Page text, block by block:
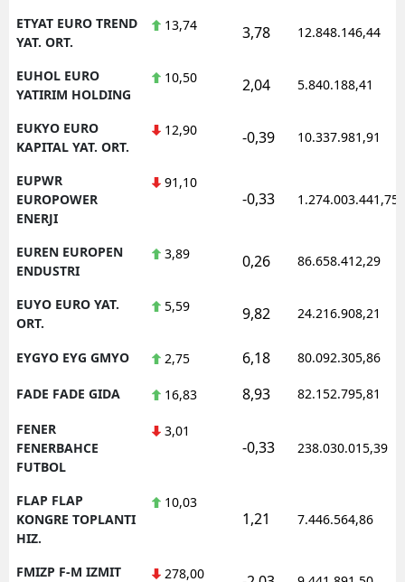
ETYAT EURO TREND
YAT. ORT.
13,74 3,78 12.848.146,44
EUHOL EURO
YATIRIM HOLDING
10,50 2,04 5.840.188,41
EUKYO EURO
KAPITAL YAT. ORT.
12,90 -0,39 10.337.981,91
EUPWR
EUROPOWER
ENERJI
91,10
-0,33 1.274.003.441,75
EUREN EUROPEN
ENDUSTRI
3,89 0,26 86.658.412,29
EUYO EURO YAT.
ORT.
5,59 9,82 24.216.908,21
EYGYO EYG GMYO 2,75 6,18 80.092.305,86
FADE FADE GIDA 16,83 8,93 82.152.795,81
FENER
FENERBAHCE
FUTBOL
3,01
-0,33 238.030.015,39
FLAP FLAP
KONGRE TOPLANTI
HIZ.
10,03
1,21 7.446.564,86
FMIZP F-M IZMIT
278,00